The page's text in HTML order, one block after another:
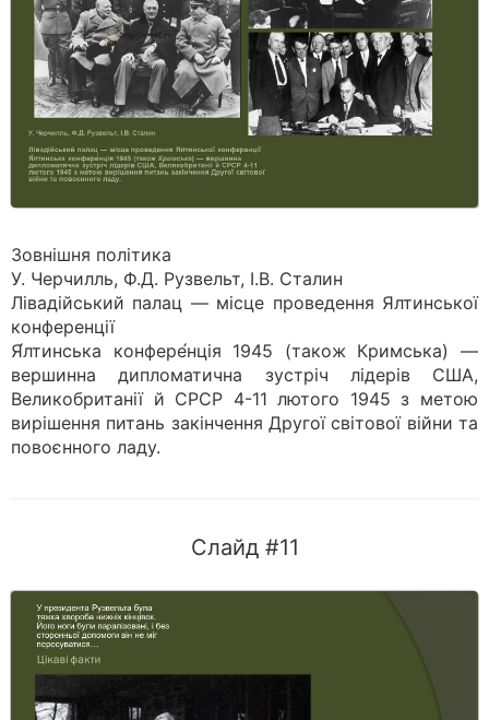
Зовнішня політика
У. Черчилль, Ф.Д. Рузвельт, І.В. Сталин
Лівадійський палац — місце проведення Ялтинської
конференції
Я́лтинська конфере́нція 1945 (також Кримська) —
вершинна дипломатична зустріч лідерів США,
Великобританії й СРСР 4-11 лютого 1945 з метою
вирішення питань закінчення Другої світової війни та
повоєнного ладу.
Слайд #11